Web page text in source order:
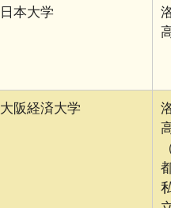
日本大学
大阪経済大学